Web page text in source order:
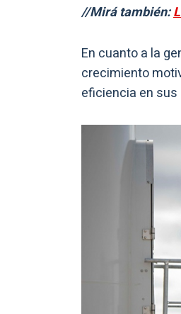
//Mirá también:
En cuanto a la
crecimiento
eficiencia en